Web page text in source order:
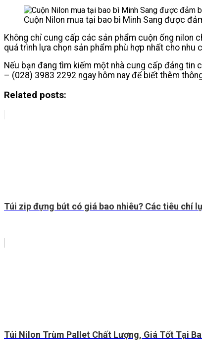
Cuộn Nilon mua tại bao bì Minh Sang được
Không chỉ cung cấp các sản phẩm cuộn ống nilon
quá trình lựa chọn sản phẩm phù hợp nhất cho nhu
Nếu bạn đang tìm kiếm một nhà cung cấp đáng tin
– (028) 3983 2292 ngay hôm nay để biết thêm
Related posts:
Túi zip đựng bút có giá bao nhiêu? Các tiêu chí
Túi Nilon Trùm Pallet Chất Lượng, Giá Tốt Tại